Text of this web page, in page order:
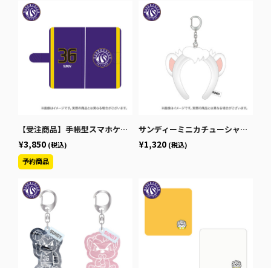
【受注商品】手帳型スマホケース
¥3,850 (税込)
サンディーミニカチューシャキーホルダー
¥1,320 (税込)